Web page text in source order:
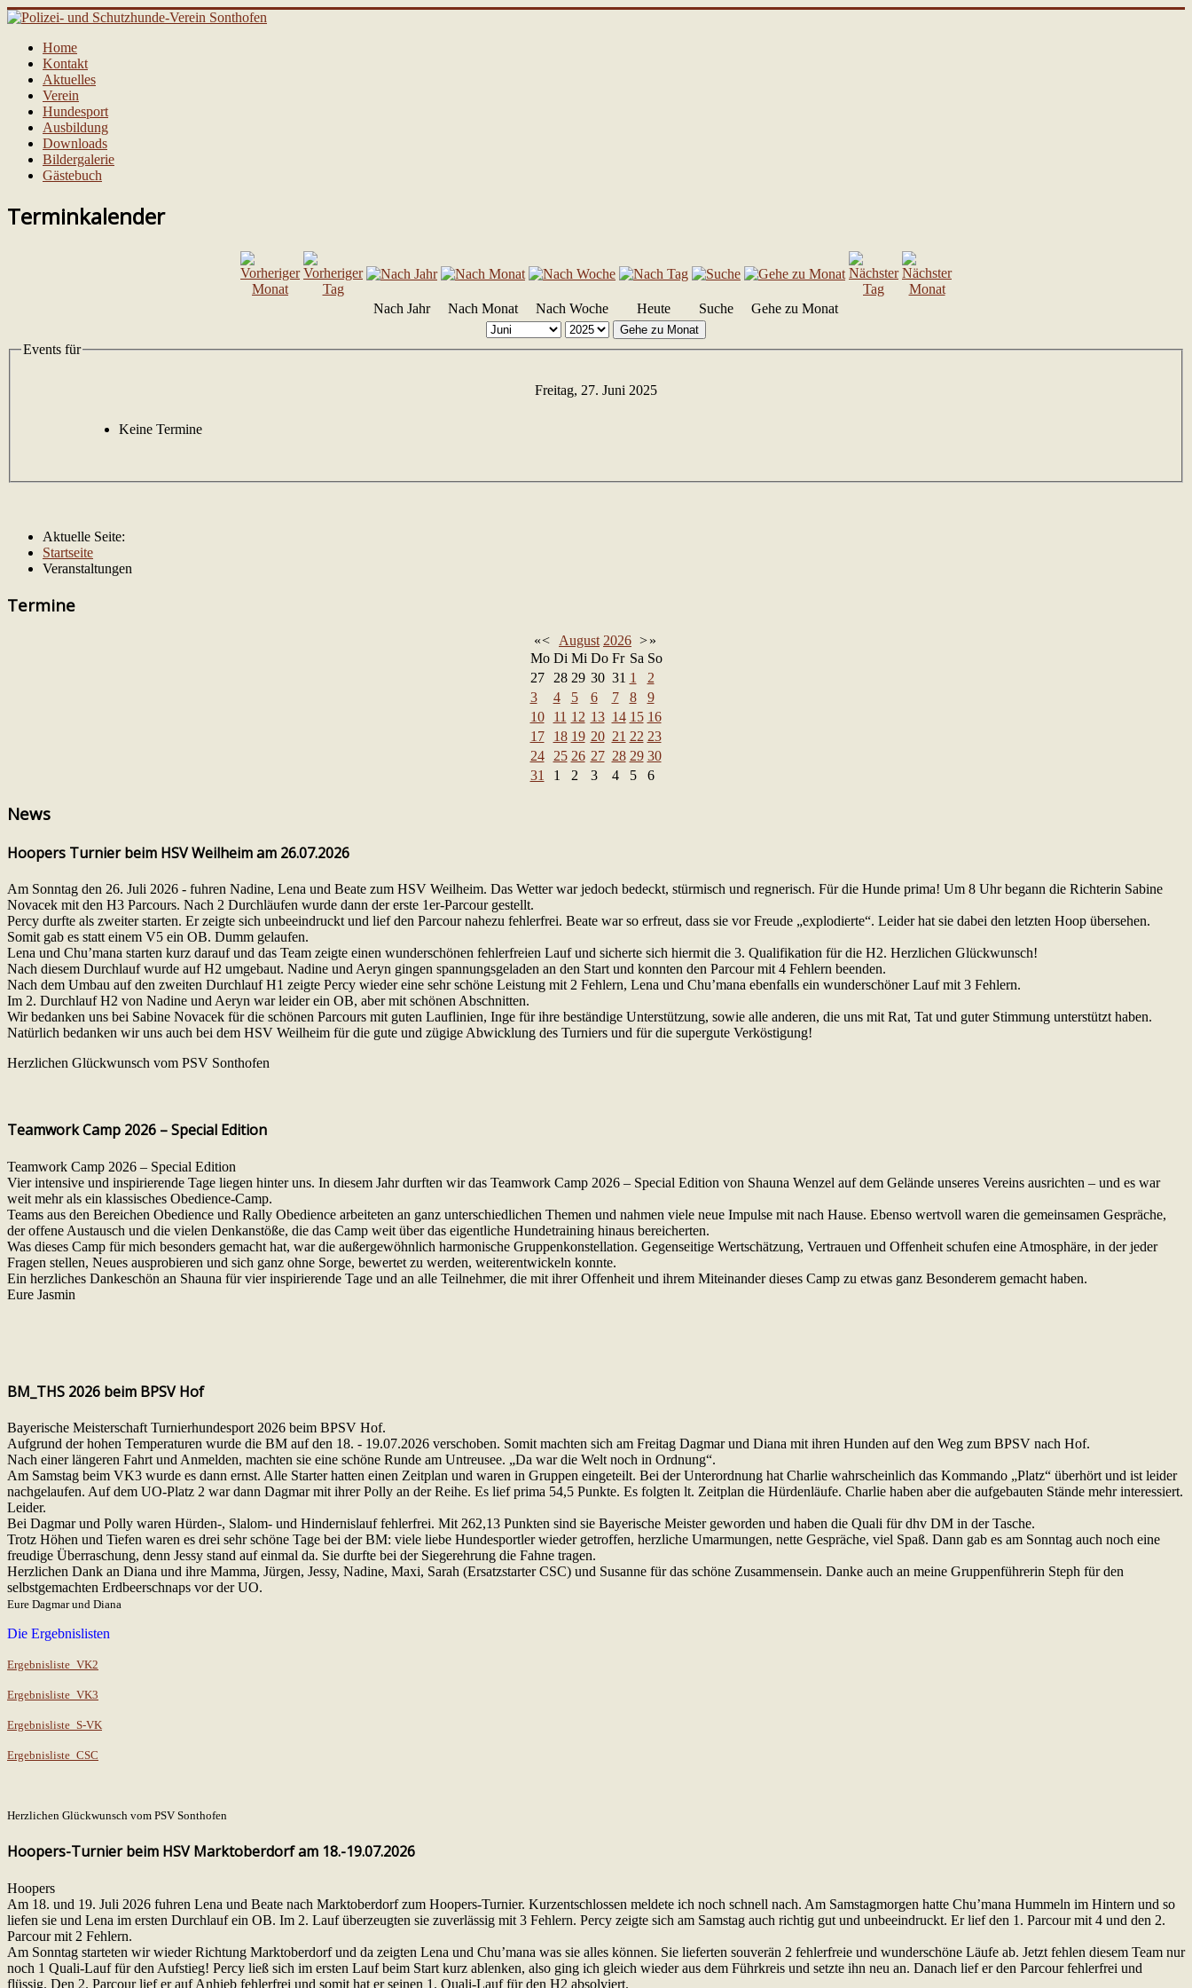
Home
Kontakt
Aktuelles
Verein
Hundesport
Ausbildung
Downloads
Bildergalerie
Gästebuch
Terminkalender
Nach Jahr Nach Monat Nach Woche Heute Suche Gehe zu Monat
Gehe zu Monat
Events für
Freitag, 27. Juni 2025
Keine Termine
Aktuelle Seite:
Startseite
Veranstaltungen
Termine
«< August 2026 >»
Mo Di Mi Do Fr Sa So
27
28 29 30 31 1
2
3
4 5 6 7 8
9
10
11 12 13 14 15 16
17
18 19 20 21 22 23
24
25 26 27 28 29 30
31
1 2 3 4 5 6
News
Hoopers Turnier beim HSV Weilheim am 26.07.2026
Am Sonntag den 26. Juli 2026 - fuhren Nadine, Lena und Beate zum HSV Weilheim. Das Wetter war jedoch bedeckt, stürmisch und regnerisch. Für die Hunde prima! Um 8 Uhr begann die Richterin Sabine
Novacek mit den H3 Parcours. Nach 2 Durchläufen wurde dann der erste 1er-Parcour gestellt.
Percy durfte als zweiter starten. Er zeigte sich unbeeindruckt und lief den Parcour nahezu fehlerfrei. Beate war so erfreut, dass sie vor Freude „explodierte“. Leider hat sie dabei den letzten Hoop übersehen.
Somit gab es statt einem V5 ein OB. Dumm gelaufen.
Lena und Chu’mana starten kurz darauf und das Team zeigte einen wunderschönen fehlerfreien Lauf und sicherte sich hiermit die 3. Qualifikation für die H2. Herzlichen Glückwunsch!
Nach diesem Durchlauf wurde auf H2 umgebaut. Nadine und Aeryn gingen spannungsgeladen an den Start und konnten den Parcour mit 4 Fehlern beenden.
Nach dem Umbau auf den zweiten Durchlauf H1 zeigte Percy wieder eine sehr schöne Leistung mit 2 Fehlern, Lena und Chu’mana ebenfalls ein wunderschöner Lauf mit 3 Fehlern.
Im 2. Durchlauf H2 von Nadine und Aeryn war leider ein OB, aber mit schönen Abschnitten.
Wir bedanken uns bei Sabine Novacek für die schönen Parcours mit guten Lauflinien, Inge für ihre beständige Unterstützung, sowie alle anderen, die uns mit Rat, Tat und guter Stimmung unterstützt haben.
Natürlich bedanken wir uns auch bei dem HSV Weilheim für die gute und zügige Abwicklung des Turniers und für die supergute Verköstigung!
Herzlichen Glückwunsch vom PSV Sonthofen
Teamwork Camp 2026 – Special Edition
Teamwork Camp 2026 – Special Edition
Vier intensive und inspirierende Tage liegen hinter uns. In diesem Jahr durften wir das Teamwork Camp 2026 – Special Edition von Shauna Wenzel auf dem Gelände unseres Vereins ausrichten – und es war
weit mehr als ein klassisches Obedience-Camp.
Teams aus den Bereichen Obedience und Rally Obedience arbeiteten an ganz unterschiedlichen Themen und nahmen viele neue Impulse mit nach Hause. Ebenso wertvoll waren die gemeinsamen Gespräche,
der offene Austausch und die vielen Denkanstöße, die das Camp weit über das eigentliche Hundetraining hinaus bereicherten.
Was dieses Camp für mich besonders gemacht hat, war die außergewöhnlich harmonische Gruppenkonstellation. Gegenseitige Wertschätzung, Vertrauen und Offenheit schufen eine Atmosphäre, in der jeder
Fragen stellen, Neues ausprobieren und sich ganz ohne Sorge, bewertet zu werden, weiterentwickeln konnte.
Ein herzliches Dankeschön an Shauna für vier inspirierende Tage und an alle Teilnehmer, die mit ihrer Offenheit und ihrem Miteinander dieses Camp zu etwas ganz Besonderem gemacht haben.
Eure Jasmin
BM_THS 2026 beim BPSV Hof
Bayerische Meisterschaft Turnierhundesport 2026 beim BPSV Hof.
Aufgrund der hohen Temperaturen wurde die BM auf den 18. - 19.07.2026 verschoben. Somit machten sich am Freitag Dagmar und Diana mit ihren Hunden auf den Weg zum BPSV nach Hof.
Nach einer längeren Fahrt und Anmelden, machten sie eine schöne Runde am Untreusee. „Da war die Welt noch in Ordnung“.
Am Samstag beim VK3 wurde es dann ernst. Alle Starter hatten einen Zeitplan und waren in Gruppen eingeteilt. Bei der Unterordnung hat Charlie wahrscheinlich das Kommando „Platz“ überhört und ist leider
nachgelaufen. Auf dem UO-Platz 2 war dann Dagmar mit ihrer Polly an der Reihe. Es lief prima 54,5 Punkte. Es folgten lt. Zeitplan die Hürdenläufe. Charlie haben aber die aufgebauten Stände mehr interessiert.
Leider.
Bei Dagmar und Polly waren Hürden-, Slalom- und Hindernislauf fehlerfrei. Mit 262,13 Punkten sind sie Bayerische Meister geworden und haben die Quali für dhv DM in der Tasche.
Trotz Höhen und Tiefen waren es drei sehr schöne Tage bei der BM: viele liebe Hundesportler wieder getroffen, herzliche Umarmungen, nette Gespräche, viel Spaß. Dann gab es am Sonntag auch noch eine
freudige Überraschung, denn Jessy stand auf einmal da. Sie durfte bei der Siegerehrung die Fahne tragen.
Herzlichen Dank an Diana und ihre Mamma, Jürgen, Jessy, Nadine, Maxi, Sarah (Ersatzstarter CSC) und Susanne für das schöne Zusammensein. Danke auch an meine Gruppenführerin Steph für den
selbstgemachten Erdbeerschnaps vor der UO.
Eure Dagmar und Diana
Die Ergebnislisten
Ergebnisliste_VK2
Ergebnisliste_VK3
Ergebnisliste_S-VK
Ergebnisliste_CSC
Herzlichen Glückwunsch vom PSV Sonthofen
Hoopers-Turnier beim HSV Marktoberdorf am 18.-19.07.2026
Hoopers
Am 18. und 19. Juli 2026 fuhren Lena und Beate nach Marktoberdorf zum Hoopers-Turnier. Kurzentschlossen meldete ich noch schnell nach. Am Samstagmorgen hatte Chu’mana Hummeln im Hintern und so
liefen sie und Lena im ersten Durchlauf ein OB. Im 2. Lauf überzeugten sie zuverlässig mit 3 Fehlern. Percy zeigte sich am Samstag auch richtig gut und unbeeindruckt. Er lief den 1. Parcour mit 4 und den 2.
Parcour mit 2 Fehlern.
Am Sonntag starteten wir wieder Richtung Marktoberdorf und da zeigten Lena und Chu’mana was sie alles können. Sie lieferten souverän 2 fehlerfreie und wunderschöne Läufe ab. Jetzt fehlen diesem Team nur
noch 1 Quali-Lauf für den Aufstieg! Percy ließ sich im ersten Lauf beim Start kurz ablenken, also ging ich gleich wieder aus dem Führkreis und setzte ihn neu an. Danach lief er den Parcour fehlerfrei und
flüssig. Den 2. Parcour lief er auf Anhieb fehlerfrei und somit hat er seinen 1. Quali-Lauf für den H2 absolviert.